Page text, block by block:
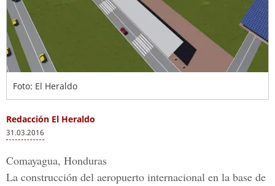
Foto: El Heraldo
Redacción El Heraldo
31.03.2016
Comayagua, Honduras
La construcción del aeropuerto internacional en la base de